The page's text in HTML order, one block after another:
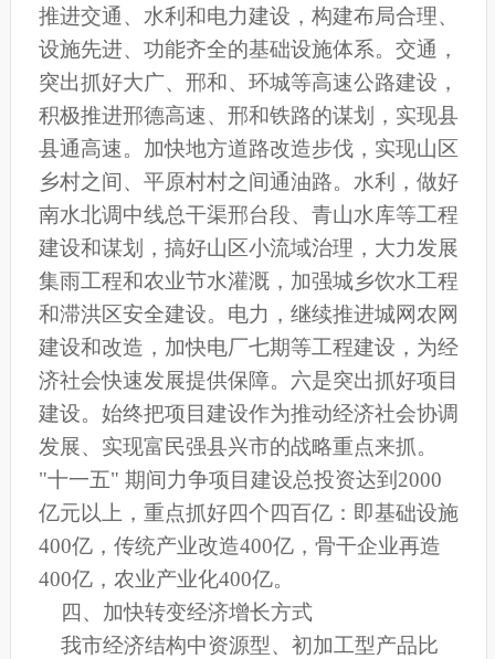
推进交通、水利和电力建设，构建布局合理、
设施先进、功能齐全的基础设施体系。交通，
突出抓好大广、邢和、环城等高速公路建设，
积极推进邢德高速、邢和铁路的谋划，实现县
县通高速。加快地方道路改造步伐，实现山区
乡村之间、平原村村之间通油路。水利，做好
南水北调中线总干渠邢台段、青山水库等工程
建设和谋划，搞好山区小流域治理，大力发展
集雨工程和农业节水灌溉，加强城乡饮水工程
和滞洪区安全建设。电力，继续推进城网农网
建设和改造，加快电厂七期等工程建设，为经
济社会快速发展提供保障。六是突出抓好项目
建设。始终把项目建设作为推动经济社会协调
发展、实现富民强县兴市的战略重点来抓。
"十一五" 期间力争项目建设总投资达到2000
亿元以上，重点抓好四个四百亿：即基础设施
400亿，传统产业改造400亿，骨干企业再造
400亿，农业产业化400亿。
四、加快转变经济增长方式
我市经济结构中资源型、初加工型产品比